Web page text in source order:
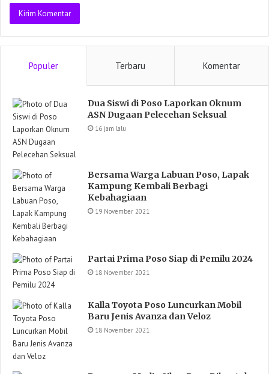
Populer Terbaru Komentar
Dua Siswi di Poso Laporkan Oknum
ASN Dugaan Pelecehan Seksual
16 jam lalu
Bersama Warga Labuan Poso, Lapak
Kampung Kembali Berbagi
Kebahagiaan
19 November 2021
Partai Prima Poso Siap di Pemilu 2024
18 November 2021
Kalla Toyota Poso Luncurkan Mobil
Baru Jenis Avanza dan Veloz
18 November 2021